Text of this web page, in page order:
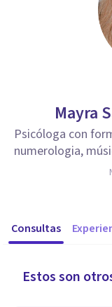
Mayra
Psicóloga con
numerologia,
Consultas
Estos son